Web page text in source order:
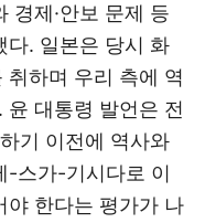
경제·안보 문제 등
다. 일본은 당시 화
취하며 우리 측에 역
대통령 발언은 전
기 이전에 역사와
-스가-기시다로 이
야 한다는 평가가 나